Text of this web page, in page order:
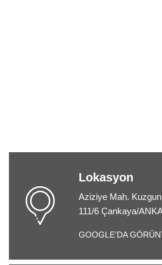
Lokasyon
Aziziye Mah.
111/6 Çankaya/
GOOGLE'DA